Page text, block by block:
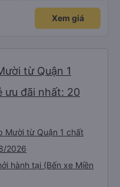
thanh điện thoại) vào ban đêm
ra, nhà xe nên dán sẵn mật
sử dụng. Tôi vẫn sẽ tiếp tục ủng
Xem giá
từ Quận 1
ưu đãi nhất: 20
Mười từ Quận 1 chất
2026
hành tại (Bến xe Miền